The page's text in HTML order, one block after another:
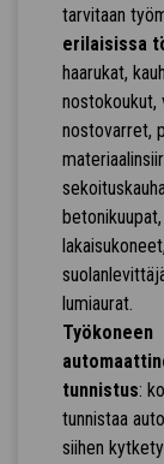
tarvitaan
erilaisissa
haarukat,
nostokoukut,
nostovarret,
betonikuupat,
lakaisukoneet,
lumiaurat.
Työkoneen
tunnistus:
tunnistaa
siihen